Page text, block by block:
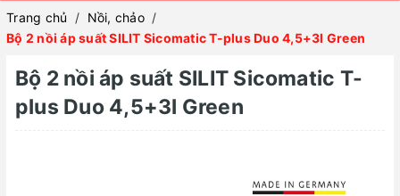
Trang chủ / Nồi, chảo /
Bộ 2 nồi áp suất SILIT Sicomatic T-plus Duo 4,5+3l Green
Bộ 2 nồi áp suất SILIT Sicomatic T-
plus Duo 4,5+3l Green